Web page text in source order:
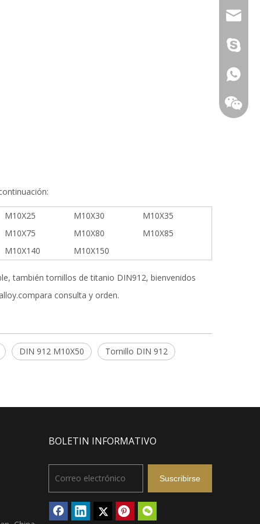
M10X25 M10X30
M10X35
M10X75 M10X80
M10X85
M10X140 M10X150
también tornillos de titanio DIN912, bienvenidos
para consulta y orden.
DIN 912 M10X50 Tornillo DIN 912
+86-
BOLETIN INFORMATIVO
Suscribirse